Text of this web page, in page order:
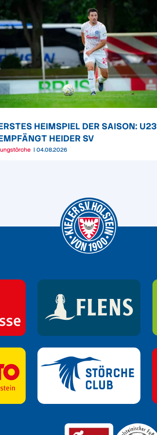
HEIMSPIEL DER SAISON: U23
HEIDER SV
04.08.2026